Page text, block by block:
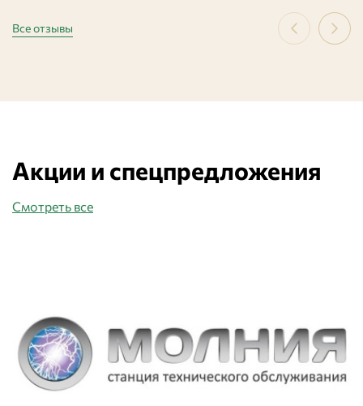
Все отзывы
Акции и спецпредложения
Смотреть все